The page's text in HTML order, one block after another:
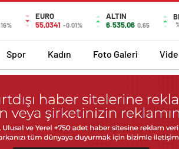
EURO
55,0341 -0.01%
ALTIN
6.535,06 0,65
Spor Kadın Foto Galeri